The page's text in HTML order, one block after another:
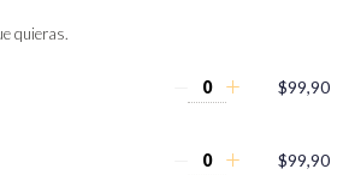
quieras.
$99,90
$99,90